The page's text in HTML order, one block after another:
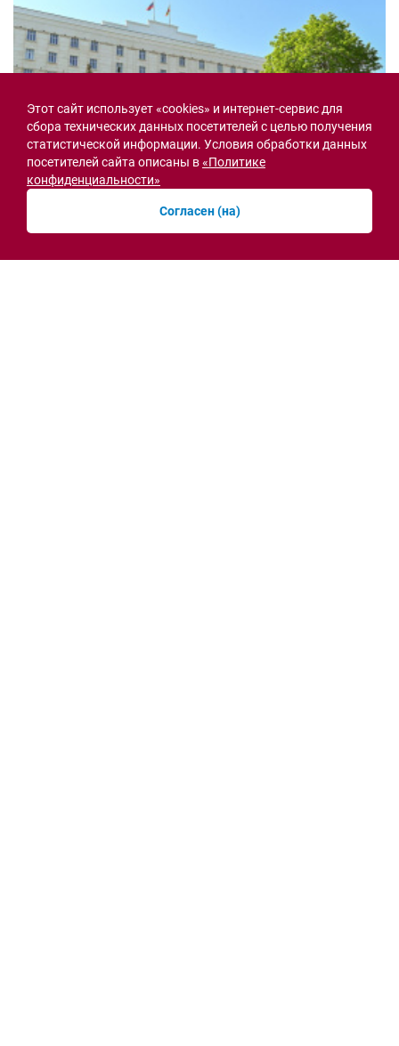
Этот сайт использует «cookies» и интернет-сервис для
сбора технических данных посетителей с целью получения
статистической информации. Условия обработки данных
посетителей сайта описаны в«Политике
конфиденциальности»
Согласен (на)